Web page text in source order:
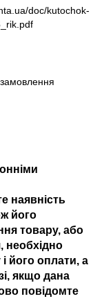
doc/kutochok-
наявність
його
товару, або
необхідно
його оплати, а
якщо дана
повідомте